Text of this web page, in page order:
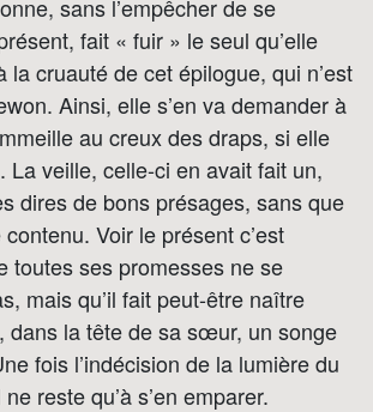
sans l’empêcher de se
fait « fuir » le seul qu’elle
la cruauté de cet épilogue, qui n’est
Ainsi, elle s’en va demander à
au creux des draps, si elle
La veille, celle-ci en avait fait un,
dires de bons présages, sans que
contenu. Voir le présent c’est
toutes ses promesses ne se
mais qu’il fait peut-être naître
dans la tête de sa sœur, un songe
fois l’indécision de la lumière du
reste qu’à s’en emparer.